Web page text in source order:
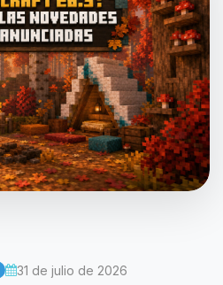
31 de julio de 2026